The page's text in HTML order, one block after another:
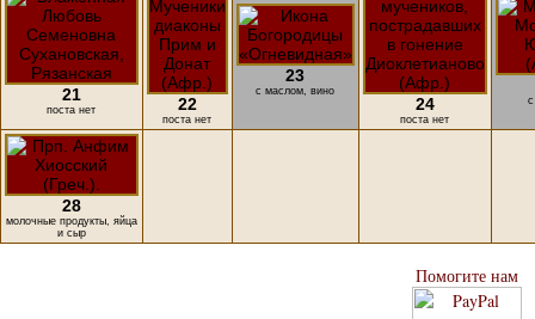
21
поста нет 22
поста нет
23
с маслом, вино
24
поста нет
28
молочные продукты, яйца
и сыр
Помогите нам